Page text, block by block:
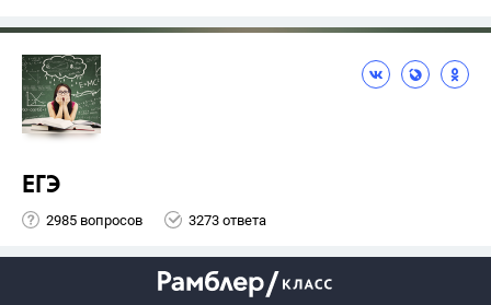
ЕГЭ
2985 вопросов 3273 ответа